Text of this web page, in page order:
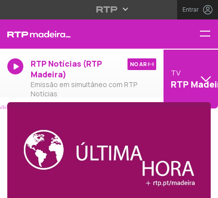
Entrar
RTP Notícias (RTP
Madeira)
Emissão em simultâneo com RTP
Notícias
NO AR
TV
RTP